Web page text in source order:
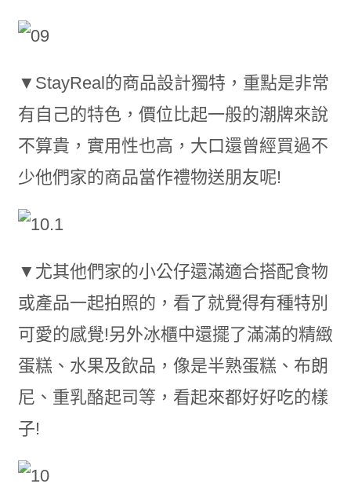
▼StayReal的商品設計獨特，重點是非常
有自己的特色，價位比起一般的潮牌來說
不算貴，實用性也高，大口還曾經買過不
少他們家的商品當作禮物送朋友呢!
▼尤其他們家的小公仔還滿適合搭配食物
或產品一起拍照的，看了就覺得有種特別
可愛的感覺!另外冰櫃中還擺了滿滿的精緻
蛋糕、水果及飲品，像是半熟蛋糕、布朗
尼、重乳酪起司等，看起來都好好吃的樣
子!